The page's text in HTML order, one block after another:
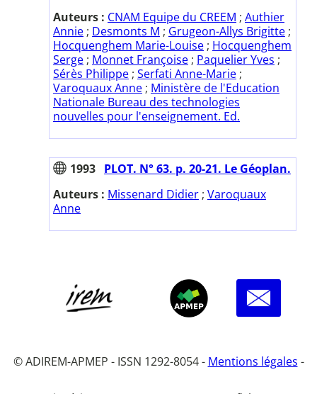
Auteurs : CNAM Equipe du CREEM ; Authier
Annie ; Desmonts M ; Grugeon-Allys Brigitte ;
Hocquenghem Marie-Louise ; Hocquenghem
Serge ; Monnet Françoise ; Paquelier Yves ;
Sérès Philippe ; Serfati Anne-Marie ;
Varoquaux Anne ; Ministère de l'Education
Nationale Bureau des technologies
nouvelles pour l'enseignement. Ed.
1993 PLOT. N° 63. p. 20-21. Le Géoplan.
Auteurs : Missenard Didier ; Varoquaux
Anne
© ADIREM-APMEP - ISSN 1292-8054 - Mentions légales -